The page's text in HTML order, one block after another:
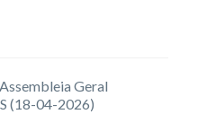
Geral
(18-04-2026)